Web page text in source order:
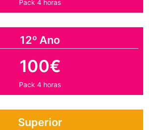
Pack 4 horas
12º Ano
100€
Pack 4 horas
Superior